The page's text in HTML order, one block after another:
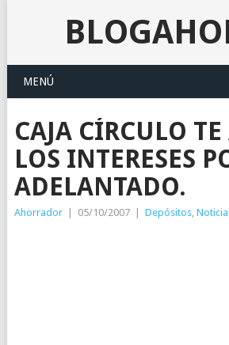
MENÚ
CAJA CÍRCULO
LOS INTERESES
ADELANTADO.
Ahorrador 05/10/2007 Depósitos,